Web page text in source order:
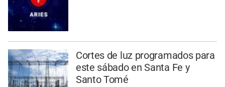
Cortes de luz programados para
este sábado en Santa Fe y
Santo Tomé